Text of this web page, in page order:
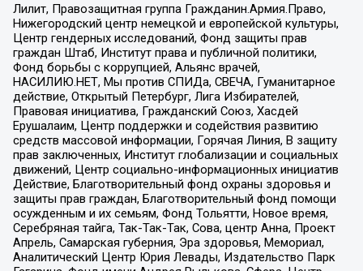
Лилит, Правозащитная группа Гражданин.Армия.Право,
Нижегородский центр немецкой и европейской культуры,
Центр гендерных исследований, Фонд защиты прав
граждан Штаб, Институт права и публичной политики,
Фонд борьбы с коррупцией, Альянс врачей,
НАСИЛИЮ.НЕТ, Мы против СПИДа, СВЕЧА, Гуманитарное
действие, Открытый Петербург, Лига Избирателей,
Правовая инициатива, Гражданский Союз, Хасдей
Ерушалаим, Центр поддержки и содействия развитию
средств массовой информации, Горячая Линия, В защиту
прав заключенных, Институт глобализации и социальных
движений, Центр социально-информационных инициатив
Действие, Благотворительный фонд охраны здоровья и
защиты прав граждан, Благотворительный фонд помощи
осужденным и их семьям, Фонд Тольятти, Новое время,
Серебряная тайга, Так-Так-Так, Сова, центр Анна, Проект
Апрель, Самарская губерния, Эра здоровья, Мемориал,
Аналитический Центр Юрия Левады, Издательство Парк